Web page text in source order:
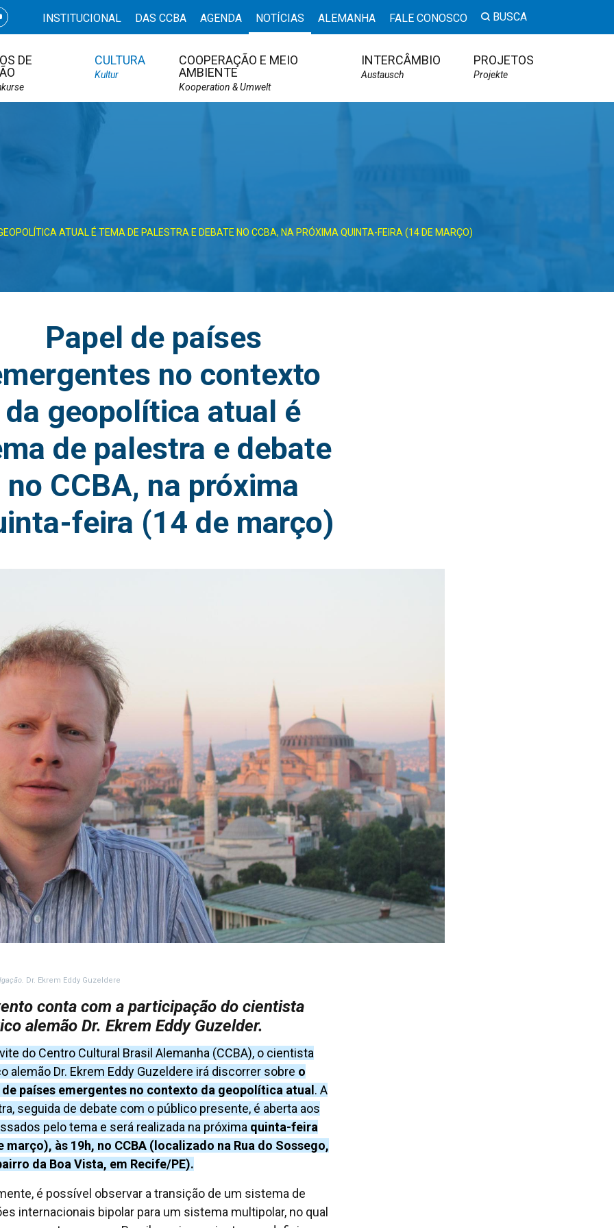
INSTITUCIONAL DAS CCBA AGENDA NOTÍCIAS ALEMANHA FALE CONOSCO BUSCA
DE
CULTURA
Kultur
COOPERAÇÃO E MEIO
AMBIENTE
Kooperation & Umwelt
INTERCÂMBIO
Austausch
PROJETOS
Projekte
ATUAL É TEMA DE PALESTRA E DEBATE NO CCBA, NA PRÓXIMA QUINTA-FEIRA (14 DE MARÇO)
Papel de países
no contexto
da geopolítica atual é
de palestra e debate
no CCBA, na próxima
feira (14 de março)
Dr. Ekrem Eddy Guzeldere
conta com a participação do cientista
alemão Dr. Ekrem Eddy Guzelder.
do Centro Cultural Brasil Alemanha (CCBA), o cientista
alemão Dr. Ekrem Eddy Guzeldere irá discorrer sobre o
de países emergentes no contexto da geopolítica atual . A
seguida de debate com o público presente, é aberta aos
pelo tema e será realizada na próxima quinta-feira
março), às 19h, no CCBA (localizado na Rua do Sossego,
da Boa Vista, em Recife/PE).
é possível observar a transição de um sistema de
internacionais bipolar para um sistema multipolar, no qual